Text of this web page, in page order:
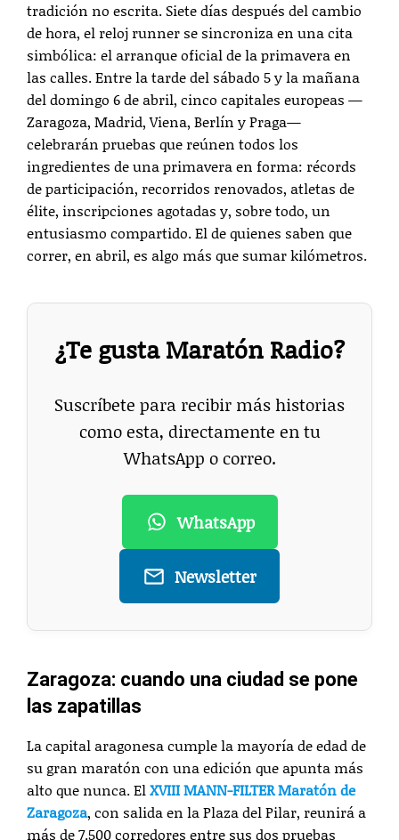
tradición no escrita. Siete días después del cambio
de hora, el reloj runner se sincroniza en una cita
simbólica: el arranque oficial de la primavera en
las calles. Entre la tarde del sábado 5 y la mañana
del domingo 6 de abril, cinco capitales europeas —
Zaragoza, Madrid, Viena, Berlín y Praga—
celebrarán pruebas que reúnen todos los
ingredientes de una primavera en forma: récords
de participación, recorridos renovados, atletas de
élite, inscripciones agotadas y, sobre todo, un
entusiasmo compartido. El de quienes saben que
correr, en abril, es algo más que sumar kilómetros.
¿Te gusta Maratón Radio?
Suscríbete para recibir más historias
como esta, directamente en tu
WhatsApp o correo.
WhatsApp
Newsletter
Zaragoza: cuando una ciudad se pone
las zapatillas
La capital aragonesa cumple la mayoría de edad de
su gran maratón con una edición que apunta más
alto que nunca. ElXVIII MANN-FILTER Maratón de
Zaragoza, con salida en la Plaza del Pilar, reunirá a
más de 7.500 corredores entre sus dos pruebas